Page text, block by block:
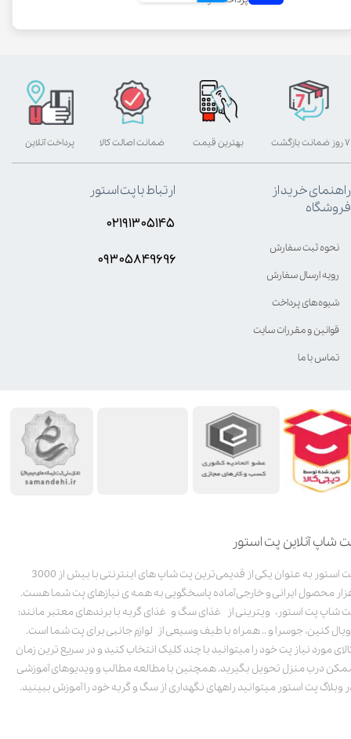
شاپ آنلاین پت استور
پت استور به عنوان یکی از قدیمی‌ترین پت شاپ های اینترنتی با بیش از 3000
محصول ایرانی و خارجی آماده پاسخگویی به همه ی نیازهای پت شما هست.
شاپ پت استور، ویترینی از غذای سگ و غذای گربه با برندهای معتبر مانند:
کنین، جوسرا و .. همراه با طیف وسیعی از لوازم جانبی برای پت شما است.
مورد نیاز پت خود را میتوانید با چند کلیک انتخاب کنید و در سریع ترین زمان
درب منزل تحویل بگیرید. همچنین با مطالعه مطالب و ویدیوهای آموزشی
وبلاگ پت استور میتوانید راههای نگهداری از سگ و گربه خود را آموزش ببینید.
بهترین قیمت پرداخت آنلاین ۷ روز ضمانت بازگشت ضمانت اصالت کالا
راهنمای خرید از
فروشگاه
نحوه ثبت سفارش
رویه ارسال سفارش
شیوه‌های پرداخت
قوانین و مقررات سایت
تماس با ما
ارتباط با پت استور
۰۲۱۹۱۳۰۵۱۴۵
۰۹۳۰۵8۴9696